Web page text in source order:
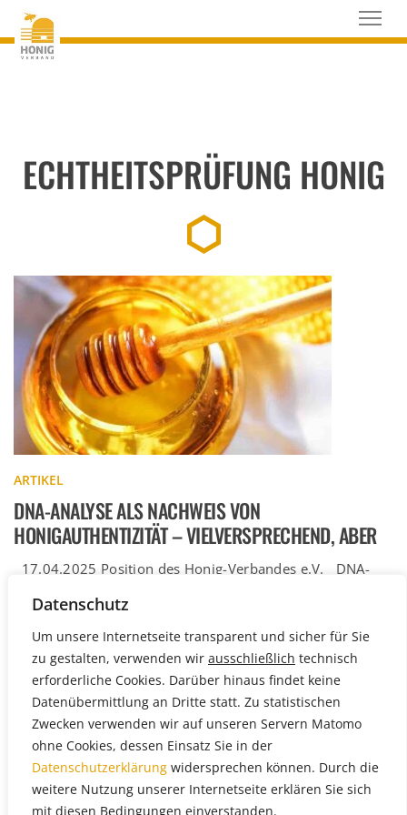
Datenschutz
Um unsere Internetseite transparent und sicher für Sie
zu gestalten, verwenden wir ausschließlich technisch
erforderliche Cookies. Darüber hinaus findet keine
Datenübermittlung an Dritte statt. Zu statistischen
Zwecken verwenden wir auf unseren Servern Matomo
ohne Cookies, dessen Einsatz Sie in der
Datenschutzerklärung widersprechen können. Durch die
weitere Nutzung unserer Internetseite erklären Sie sich
mit diesen Bedingungen einverstanden.
ECHTHEITSPRÜFUNG HONIG
ARTIKEL
DNA-ANALYSE ALS NACHWEIS VON
HONIGAUTHENTIZITÄT – VIELVERSPRECHEND, ABER
NICHT AUSGREIFT
17.04.2025 Position des Honig-Verbandes e.V. DNA-
Honigauthentizität – Vielversprechend, aber
wissenschaftlich noch nicht […]